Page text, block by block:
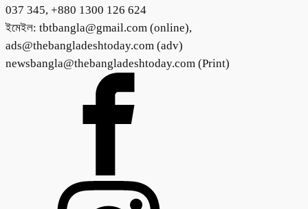
037 345, +880 1300 126 624
ইমেইল: tbtbangla@gmail.com (online),
ads@thebangladeshtoday.com (adv)
newsbangla@thebangladeshtoday.com (Print)